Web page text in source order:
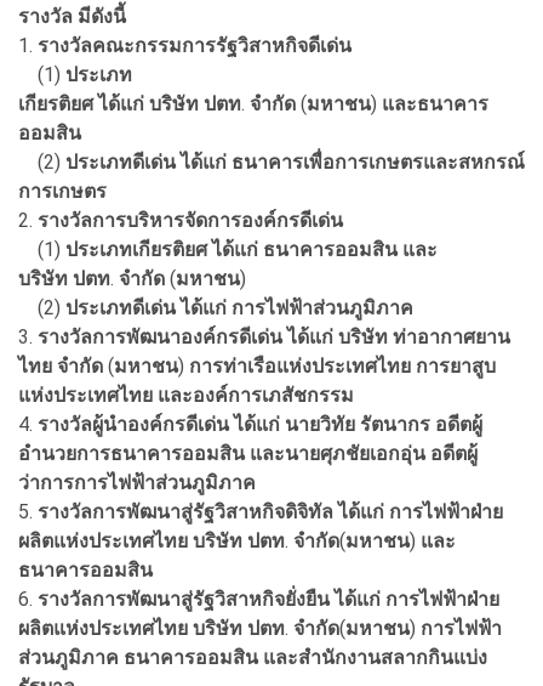
รางวัล มีดังนี้
1. รางวัลคณะกรรมการรัฐวิสาหกิจดีเด่น
(1) ประเภท
เกียรติยศ ได้แก่ บริษัท ปตท. จำกัด (มหาชน) และธนาคาร
ออมสิน
(2) ประเภทดีเด่น ได้แก่ ธนาคารเพื่อการเกษตรและสหกรณ์
การเกษตร
2. รางวัลการบริหารจัดการองค์กรดีเด่น
(1) ประเภทเกียรติยศ ได้แก่ ธนาคารออมสิน และ
บริษัท ปตท. จำกัด (มหาชน)
(2) ประเภทดีเด่น ได้แก่ การไฟฟ้าส่วนภูมิภาค
3. รางวัลการพัฒนาองค์กรดีเด่น ได้แก่ บริษัท ท่าอากาศยาน
ไทย จำกัด (มหาชน) การท่าเรือแห่งประเทศไทย การยาสูบ
แห่งประเทศไทย และองค์การเภสัชกรรม
4. รางวัลผู้นำองค์กรดีเด่น ได้แก่ นายวิทัย รัตนากร อดีตผู้
อำนวยการธนาคารออมสิน และนายศุภชัยเอกอุ่น อดีตผู้
ว่าการการไฟฟ้าส่วนภูมิภาค
5. รางวัลการพัฒนาสู่รัฐวิสาหกิจดิจิทัล ได้แก่ การไฟฟ้าฝ่าย
ผลิตแห่งประเทศไทย บริษัท ปตท. จำกัด(มหาชน) และ
ธนาคารออมสิน
6. รางวัลการพัฒนาสู่รัฐวิสาหกิจยั่งยืน ได้แก่ การไฟฟ้าฝ่าย
ผลิตแห่งประเทศไทย บริษัท ปตท. จำกัด(มหาชน) การไฟฟ้า
ส่วนภูมิภาค ธนาคารออมสิน และสำนักงานสลากกินแบ่ง